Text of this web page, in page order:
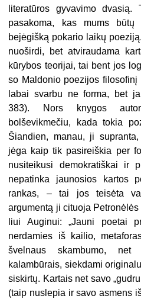
literatūros gyva­vimo
pasakoma, kas mums būtų
bejėgišką pokario laikų
nuoširdi, bet atviraudama
kūrybos teorijai, tai bent jos
so Maldonio poezijos filosofinį
labai svarbu ne forma, bet
383). Nors knygos
bolševikmečiu, kada tokia
Šiandien, manau, ji
jėga kaip tik pa­sireiškia per
nusiteikusi demokratiškai ir
nepatinka jau­nosios kartos
rankas, – tai jos teisėta
argumentą ji cituoja
liui Auginui: „Jauni poetai
nerdamies iš kailio,
švelnaus skambumo,
kalambūrais, siekdami
siskirtų. Kartais net savo
(taip nuslepia ir savo asmens